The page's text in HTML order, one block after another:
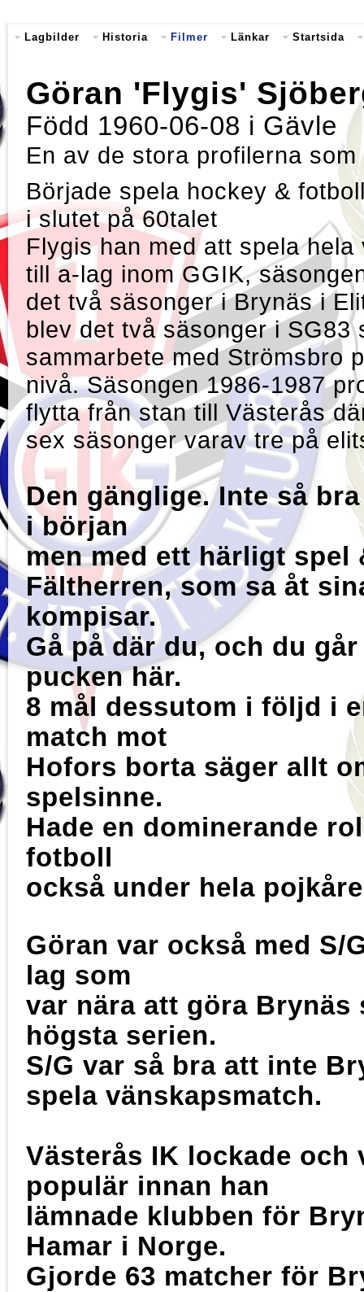
Lagbilder Historia Filmer Länkar Startsida
Göran 'Flygis'
Född 1960-06-08 i Gävle
En av de stora profilerna
Började spela hockey &
i slutet på 60talet
Flygis han med att spela
till a-lag inom GGIK,
det två säsonger i Brynäs i
blev det två säsonger i SG83
sammarbete med Strömsbro
nivå. Säsongen 1986-1987
flytta från stan till Västerås
sex säsonger varav tre på
Den gänglige. Inte så
i början
men med ett härligt spel
Fältherren, som sa åt
kompisar.
Gå på där du, och du
pucken här.
8 mål dessutom i följd i
match mot
Hofors borta säger allt
spelsinne.
Hade en dominerande
fotboll
också under hela
Göran var också med S/
lag som
var nära att göra Brynäs
högsta serien.
S/G var så bra att inte
spela vänskapsmatch.
Västerås IK lockade och
populär innan han
lämnade klubben för
Hamar i Norge.
Gjorde 63 matcher för